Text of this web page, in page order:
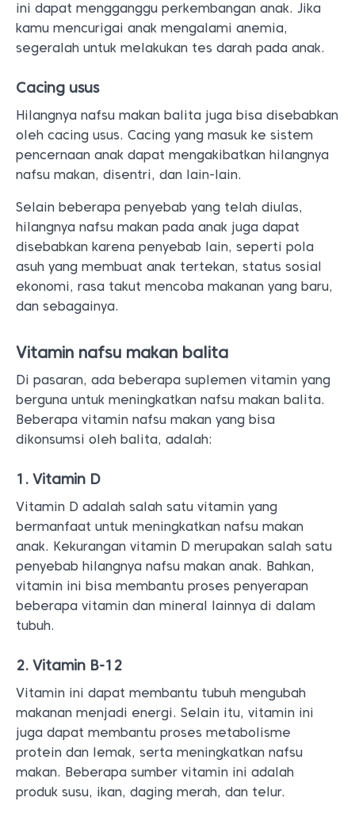
ini dapat mengganggu perkembangan anak. Jika
kamu mencurigai anak mengalami anemia,
segeralah untuk melakukan tes darah pada anak.
Cacing usus
Hilangnya nafsu makan balita juga bisa disebabkan
oleh cacing usus. Cacing yang masuk ke sistem
pencernaan anak dapat mengakibatkan hilangnya
nafsu makan, disentri, dan lain-lain.
Selain beberapa penyebab yang telah diulas,
hilangnya nafsu makan pada anak juga dapat
disebabkan karena penyebab lain, seperti pola
asuh yang membuat anak tertekan, status sosial
ekonomi, rasa takut mencoba makanan yang baru,
dan sebagainya.
Vitamin nafsu makan balita
Di pasaran, ada beberapa suplemen vitamin yang
berguna untuk meningkatkan nafsu makan balita.
Beberapa vitamin nafsu makan yang bisa
dikonsumsi oleh balita, adalah:
1. Vitamin D
Vitamin D adalah salah satu vitamin yang
bermanfaat untuk meningkatkan nafsu makan
anak. Kekurangan vitamin D merupakan salah satu
penyebab hilangnya nafsu makan anak. Bahkan,
vitamin ini bisa membantu proses penyerapan
beberapa vitamin dan mineral lainnya di dalam
tubuh.
2. Vitamin B-12
Vitamin ini dapat membantu tubuh mengubah
makanan menjadi energi. Selain itu, vitamin ini
juga dapat membantu proses metabolisme
protein dan lemak, serta meningkatkan nafsu
makan. Beberapa sumber vitamin ini adalah
produk susu, ikan, daging merah, dan telur.